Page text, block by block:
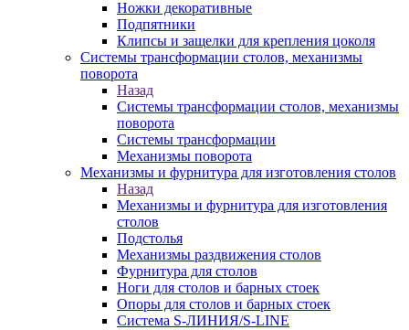
Ножки декоративные
Подпятники
Клипсы и защелки для крепления цоколя
Системы трансформации столов, механизмы
поворота
Назад
Системы трансформации столов, механизмы
поворота
Системы трансформации
Механизмы поворота
Механизмы и фурнитура для изготовления столов
Назад
Механизмы и фурнитура для изготовления
столов
Подстолья
Механизмы раздвижения столов
Фурнитура для столов
Ноги для столов и барных стоек
Опоры для столов и барных стоек
Система S-ЛИНИЯ/S-LINE